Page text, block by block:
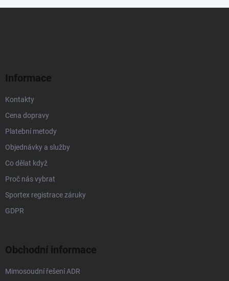
Informace
Kontakty
Cena dopravy
Platební metody
Objednávky a služby
Co dělat když
Proč nás vybrat
Sportex registrace záruky
GDPR
Obchodní informace
Mimosoudní řešení ADR